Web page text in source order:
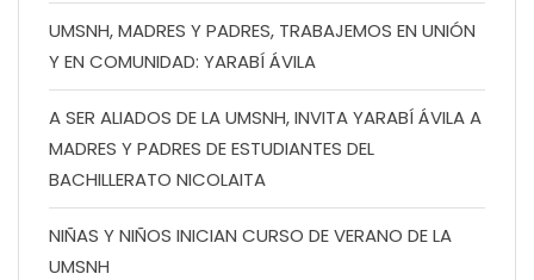
UMSNH, MADRES Y PADRES, TRABAJEMOS EN UNIÓN
Y EN COMUNIDAD: YARABÍ ÁVILA
A SER ALIADOS DE LA UMSNH, INVITA YARABÍ ÁVILA A
MADRES Y PADRES DE ESTUDIANTES DEL
BACHILLERATO NICOLAITA
NIÑAS Y NIÑOS INICIAN CURSO DE VERANO DE LA
UMSNH